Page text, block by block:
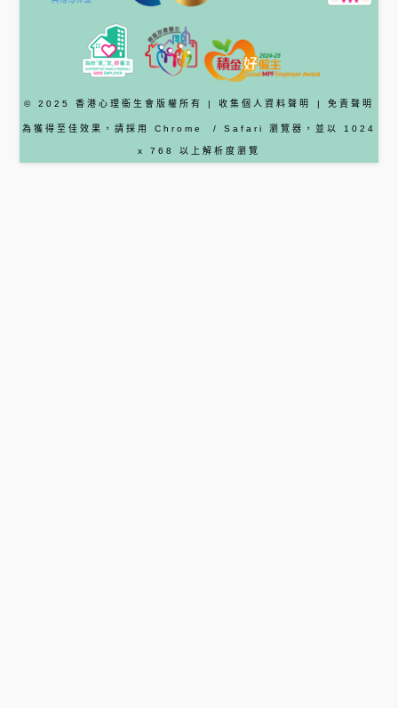
© 2025 香港心理衞生會版權所有 | 收集個人資料聲明 | 免責聲明
為獲得至佳效果，請採用 Chrome / Safari 瀏覽器 ，並以 1024
x 768 以上解析度瀏覽